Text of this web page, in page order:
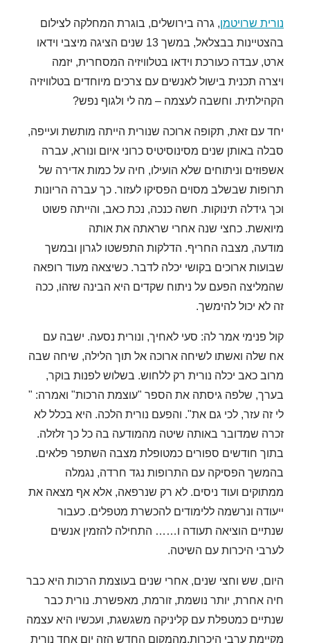
נורית שרויטמן, גרה בירושלים, בוגרת המחלקה לצילום
בהצטיינות בבצלאל, במשך 13 שנים הציגה מיצבי וידאו
ארט, עבדה כעורכת וידאו בטלוויזיה המסחרית, יזמה
ויצרה תכנית בישול לאנשים עם צרכים מיוחדים בטלוויזיה
הקהילתית. וחשבה לעצמה – מה לי ולגוף נפש?
יחד עם זאת, תקופה ארוכה שנורית הייתה מותשת ועייפה,
סבלה באותן שנים מסינוסיטיס כרוני איום ונורא, עברה
אשפוזים וניתוחים שלא הועילו, חיה על כמות אדירה של
תרופות שבשלב מסוים הפסיקו לעזור. כך עברה הריונות
וכך גידלה תינוקות. חשה כנכה, נכת כאב, והייתה פשוט
מיואשת. כחצי שנה אחרי שראתה את אותה
מודעה, מצבה החריף. הדלקות התפשטו לגרון ובמשך
שבועות ארוכים בקושי יכלה לדבר. כשיצאה מעוד רופאה
שהמליצה הפעם על ניתוח שקדים היא הבינה שזהו, ככה
זה לא יכול להימשך.
קול פנימי אמר לה: סעי לאחיך, ונורית נסעה. ישבה עם
אח שלה ואשתו לשיחה ארוכה אל תוך הלילה, שיחה שבה
מרוב כאב יכלה נורית רק ללחוש. בשלוש לפנות בוקר,
בערך, שלפה גיסתה את הספר "עוצמת הרכות" ואמרה: "
לי זה עזר, לכי גם את". והפעם נורית הלכה. היא בכלל לא
זכרה שמדובר באותה שיטה מהמודעה בה כל כך זלזלה.
בתוך חודשים ספורים כמטופלת מצבה השתפר פלאים.
בהמשך הפסיקה עם התרופות נגד חרדה, נגמלה
ממתוקים ועוד ניסים. לא רק שנרפאה, אלא אף מצאה את
ייעודה ונרשמה ללימודים להכשרת מטפלים. כעבור
שנתיים הוציאה תעודה ו…… התחילה להזמין אנשים
לערבי היכרות עם השיטה.
היום, שש וחצי שנים, אחרי שנים בעוצמת הרכות היא כבר
חיה אחרת, יותר נושמת, זורמת, מאפשרת. נורית כבר
שנתיים כמטפלת עם קליניקה משגשגת, ועכשיו היא עצמה
מקיימת ערבי היכרות.מהמקום החדש הזה יום אחד נורית